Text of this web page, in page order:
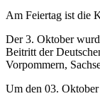
Am Feiertag ist die
Der 3. Oktober
Beitritt der
Vorpommern,
Um den 03.